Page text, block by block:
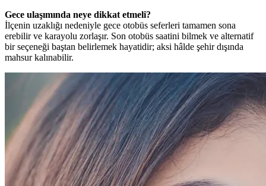
Gece ulaşımında neye dikkat etmeli?
İlçenin uzaklığı nedeniyle gece otobüs seferleri tamamen sona
erebilir ve karayolu zorlaşır. Son otobüs saatini bilmek ve alternatif
bir seçeneği baştan belirlemek hayatidir; aksi hâlde şehir dışında
mahsur kalınabilir.